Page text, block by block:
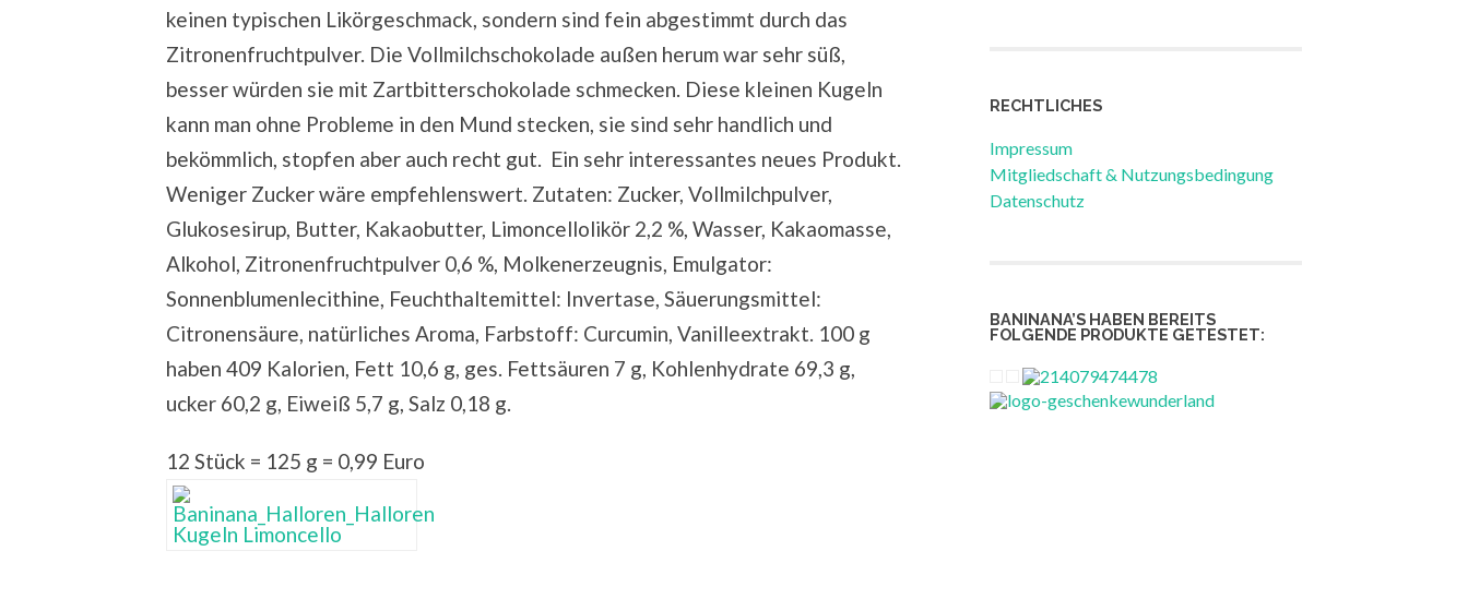
keinen typischen Likörgeschmack, sondern sind fein abgestimmt durch das
Zitronenfruchtpulver. Die Vollmilchschokolade außen herum war sehr süß,
besser würden sie mit Zartbitterschokolade schmecken. Diese kleinen Kugeln
kann man ohne Probleme in den Mund stecken, sie sind sehr handlich und
bekömmlich, stopfen aber auch recht gut. Ein sehr interessantes neues Produkt.
Weniger Zucker wäre empfehlenswert. Zutaten: Zucker, Vollmilchpulver,
Glukosesirup, Butter, Kakaobutter, Limoncellolikör 2,2 %, Wasser, Kakaomasse,
Alkohol, Zitronenfruchtpulver 0,6 %, Molkenerzeugnis, Emulgator:
Sonnenblumenlecithine, Feuchthaltemittel: Invertase, Säuerungsmittel:
Citronensäure, natürliches Aroma, Farbstoff: Curcumin, Vanilleextrakt. 100 g
haben 409 Kalorien, Fett 10,6 g, ges. Fettsäuren 7 g, Kohlenhydrate 69,3 g,
ucker 60,2 g, Eiweiß 5,7 g, Salz 0,18 g.
12 Stück = 125 g = 0,99 Euro
RECHTLICHES
Impressum
Mitgliedschaft & Nutzungsbedingung
Datenschutz
BANINANA’S HABEN BEREITS
FOLGENDE PRODUKTE GETESTET: